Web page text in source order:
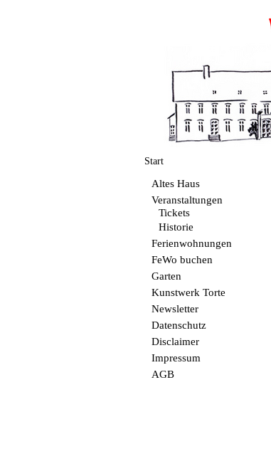
Start
Altes Haus
Veranstaltungen
Tickets
Historie
Ferienwohnungen
FeWo buchen
Garten
Kunstwerk Torte
Newsletter
Datenschutz
Disclaimer
Impressum
AGB